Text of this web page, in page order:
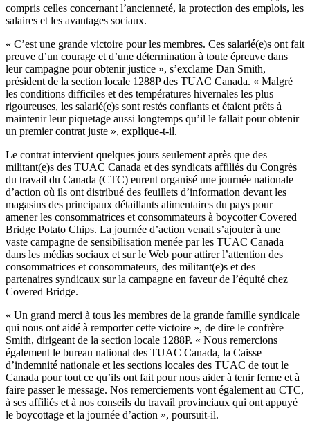
compris celles concernant l’ancienneté, la protection des emplois, les
salaires et les avantages sociaux.
« C’est une grande victoire pour les membres. Ces salarié(e)s ont fait
preuve d’un courage et d’une détermination à toute épreuve dans
leur campagne pour obtenir justice », s’exclame Dan Smith,
président de la section locale 1288P des TUAC Canada. « Malgré
les conditions difficiles et des températures hivernales les plus
rigoureuses, les salarié(e)s sont restés confiants et étaient prêts à
maintenir leur piquetage aussi longtemps qu’il le fallait pour obtenir
un premier contrat juste », explique-t-il.
Le contrat intervient quelques jours seulement après que des
militant(e)s des TUAC Canada et des syndicats affiliés du Congrès
du travail du Canada (CTC) eurent organisé une journée nationale
d’action où ils ont distribué des feuillets d’information devant les
magasins des principaux détaillants alimentaires du pays pour
amener les consommatrices et consommateurs à boycotter Covered
Bridge Potato Chips. La journée d’action venait s’ajouter à une
vaste campagne de sensibilisation menée par les TUAC Canada
dans les médias sociaux et sur le Web pour attirer l’attention des
consommatrices et consommateurs, des militant(e)s et des
partenaires syndicaux sur la campagne en faveur de l’équité chez
Covered Bridge.
« Un grand merci à tous les membres de la grande famille syndicale
qui nous ont aidé à remporter cette victoire », de dire le confrère
Smith, dirigeant de la section locale 1288P. « Nous remercions
également le bureau national des TUAC Canada, la Caisse
d’indemnité nationale et les sections locales des TUAC de tout le
Canada pour tout ce qu’ils ont fait pour nous aider à tenir ferme et à
faire passer le message. Nos remerciements vont également au CTC,
à ses affiliés et à nos conseils du travail provinciaux qui ont appuyé
le boycottage et la journée d’action », poursuit-il.